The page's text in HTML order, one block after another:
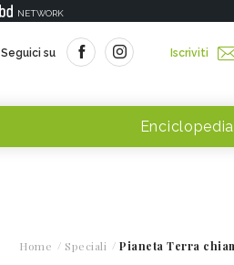
NETWORK
Seguici su Iscriviti
Home Speciali Pianeta Terra